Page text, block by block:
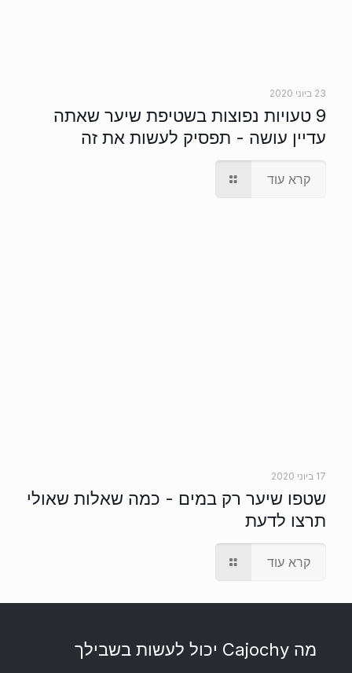
23 ביוני 2020
9 טעויות נפוצות בשטיפת שיער שאתה
עדיין עושה - תפסיק לעשות את זה
קרא עוד
17 ביוני 2020
שטפו שיער רק במים - כמה שאלות שאולי
תרצו לדעת
קרא עוד
מה Cajochy יכול לעשות בשבילך